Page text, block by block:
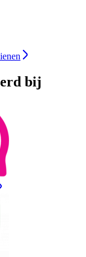
bij